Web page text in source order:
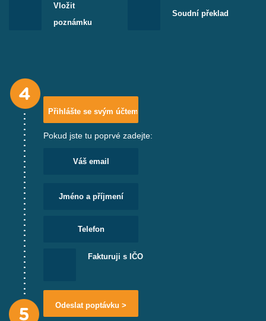
Vložit
poznámku
Soudní překlad
Pokud jste tu poprvé zadejte:
Fakturuji s IČO